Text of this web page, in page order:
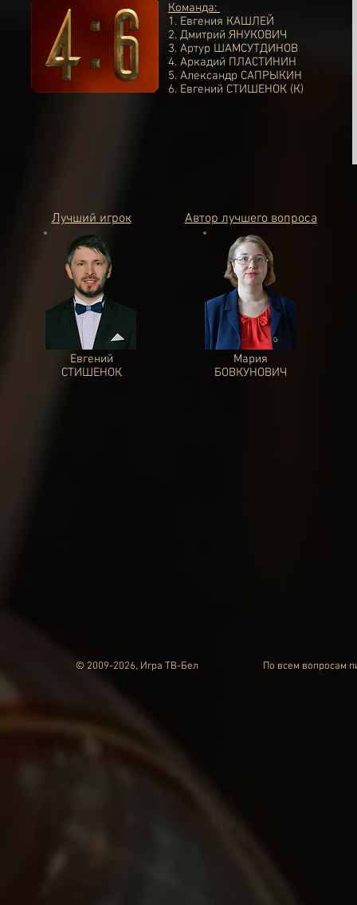
Команда:
1. Евгения КАШЛЕЙ
2. Дмитрий ЯНУКОВИЧ
3. Артур ШАМСУТДИНОВ
4. Аркадий ПЛАСТИНИН
5. Александр САПРЫКИН
6. Евгений СТИШЕНОК (К)
Лучший игрок
Евгений
СТИШЕНОК
Автор лучшего вопроса
Мария
БОВКУНОВИЧ
© 2009-2026, Игра ТВ-Бел По всем вопросам